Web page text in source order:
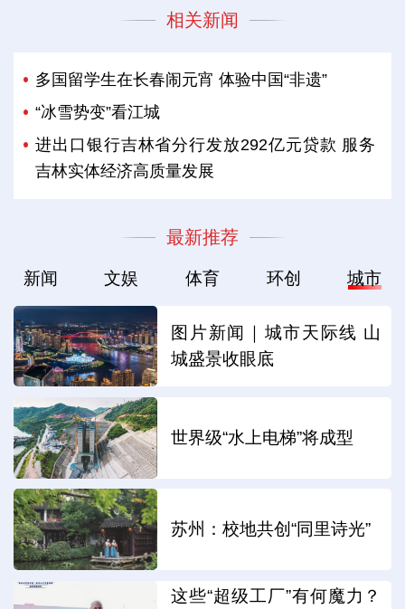
相关新闻
多国留学生在长春闹元宵 体验中国“非遗”
“冰雪势变”看江城
进出口银行吉林省分行发放292亿元贷款 服务
吉林实体经济高质量发展
最新推荐
新闻 文娱 体育 环创 城市
图片新闻｜城市天际线 山
城盛景收眼底
世界级“水上电梯”将成型
苏州：校地共创“同里诗光”
这些“超级工厂”有何魔力？